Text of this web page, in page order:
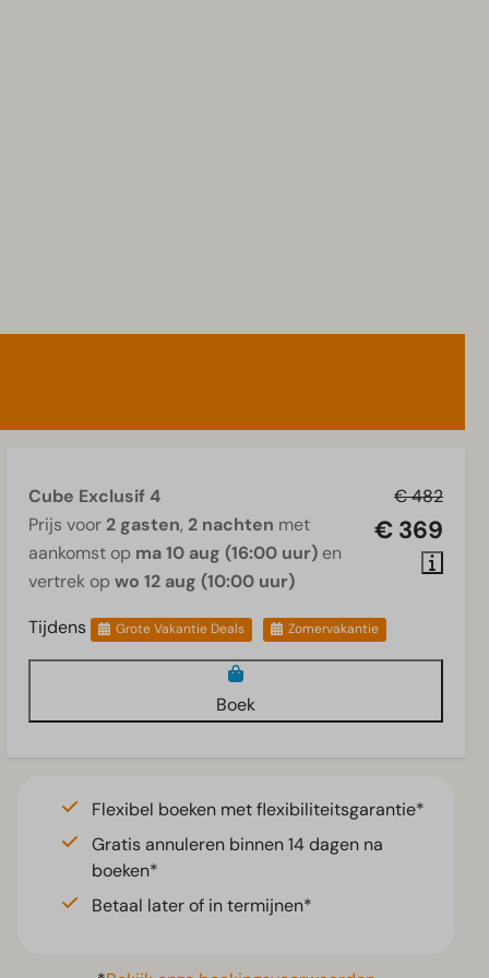
€ 482
€ 369
Cube Exclusif 4
Prijs voor 2 gasten, 2 nachten met
aankomst op ma 10 aug (16:00 uur) en
vertrek op wo 12 aug (10:00 uur)
Tijdens
Grote Vakantie Deals Zomervakantie
Boek
Flexibel boeken met flexibiliteitsgarantie*
Gratis annuleren binnen 14 dagen na
boeken*
Betaal later of in termijnen*